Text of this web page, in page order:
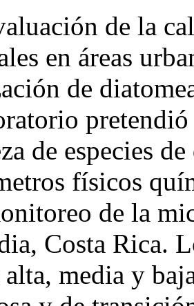
de la
en áreas
de
de especies
físicos
de la
Costa Rica.
alta, media y